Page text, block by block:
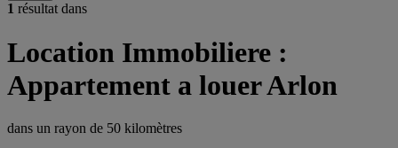
1 résultat dans
Location Immobiliere :
Appartement a louer Arlon
dans un rayon de 50 kilomètres